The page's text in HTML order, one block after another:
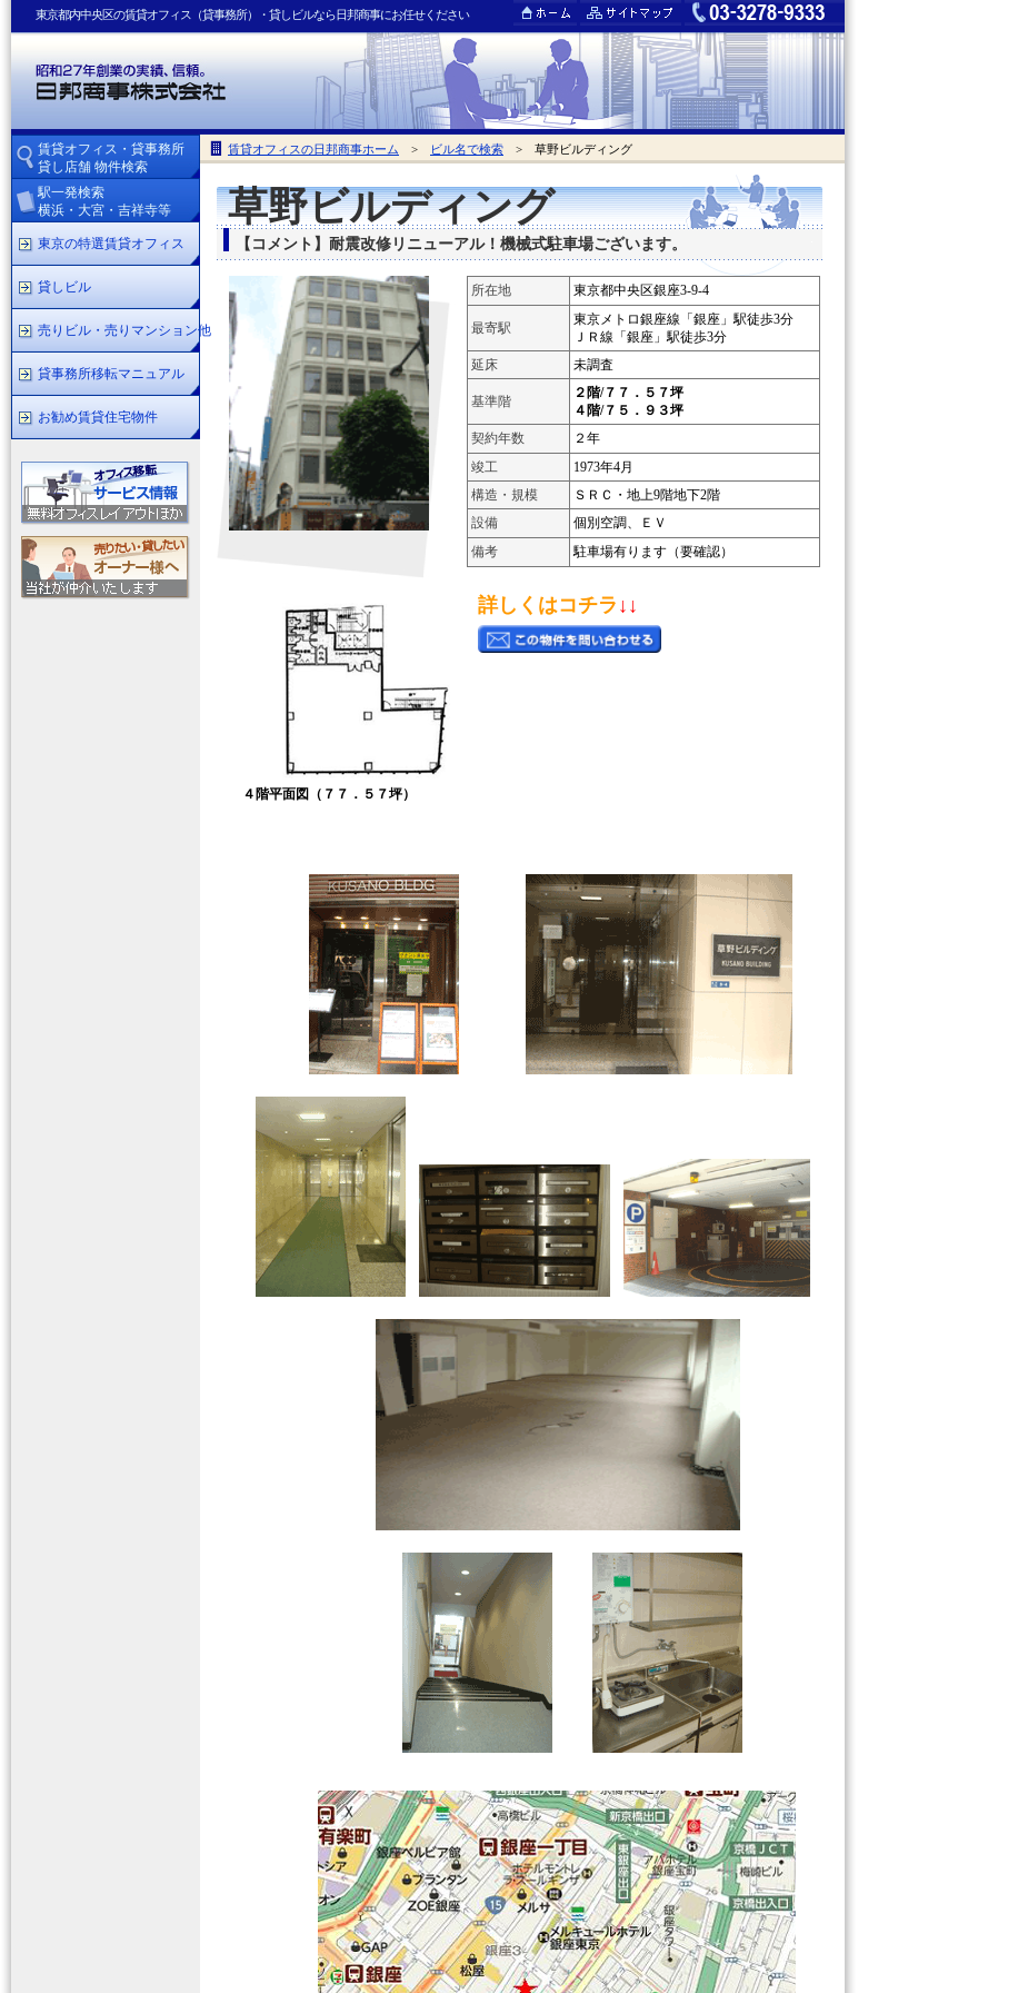
東京都内中央区の賃貸オフィス（貸事務所）・貸しビルなら日邦商事にお任せください
賃貸オフィスの日邦商事ホーム > ビル名で検索 > 草野ビルディング
草野ビルディング
【コメント】耐震改修リニューアル！機械式駐車場ございます。
４階平面図（７７．５７坪）
所在地 東京都中央区銀座3-9-4
最寄駅
東京メトロ銀座線「銀座」駅徒歩3分
ＪＲ線「銀座」駅徒歩3分
延床
未調査
基準階
２階/７７．５７坪
４階/７５．９３坪
契約年数
２年
竣工
1973年4月
構造・規模
ＳＲＣ・地上9階地下2階
設備
個別空調、ＥＶ
備考
駐車場有ります（要確認）
詳しくはコチラ ↓↓
賃貸オフィス・貸事務所
貸し店舗 物件検索
駅一発検索
横浜・大宮・吉祥寺等
東京の特選賃貸オフィス
貸しビル
売りビル・売りマンション他
貸事務所移転マニュアル
お勧め賃貸住宅物件